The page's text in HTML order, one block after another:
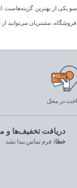
یکی از بهترین
فروشگاه، مشتریان
در محل
دریافت تخفیف‌ها و
خطا: فرم تماس پیدا نشد.